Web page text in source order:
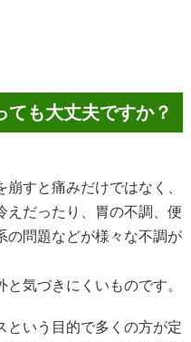
も大丈夫ですか？
すと痛みだけではなく、
えだったり、胃の不調、便
の問題などが様々な不調が
気づきにくいものです。
という目的で多くの方が定